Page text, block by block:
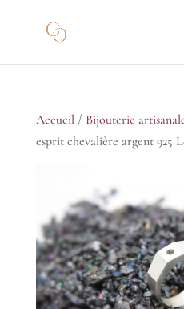
Accueil/ Bijouterie
esprit chevalière argent 925